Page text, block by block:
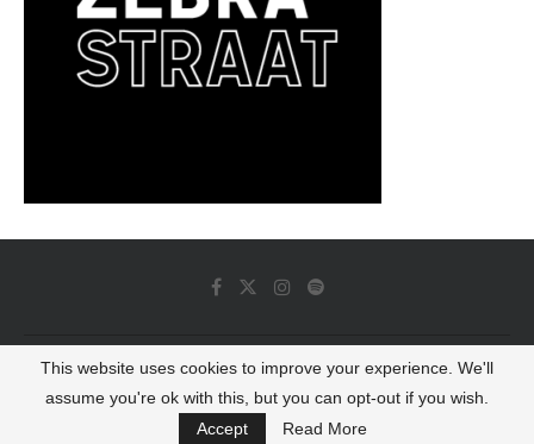
© 2022 - Luminous Dash All Rights Reserved
BACK TO TOP
This website uses cookies to improve your experience. We'll
assume you're ok with this, but you can opt-out if you wish.
Accept
Read More